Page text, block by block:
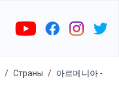
Страны
아르메니아 -